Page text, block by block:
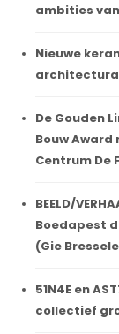
ambities
Nieuwe
De Gouden
Bouw
Centrum De
BEELD/
Boedapest
(Gie
51N4E en
collectief